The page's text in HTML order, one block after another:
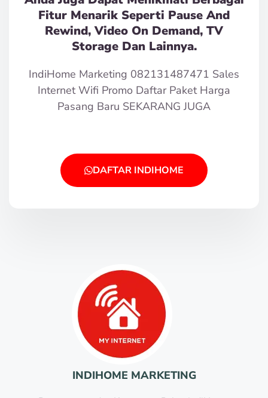
Fitur Menarik Seperti Pause And
Rewind, Video On Demand, TV
Storage Dan Lainnya.
IndiHome Marketing 082131487471 Sales
Internet Wifi Promo Daftar Paket Harga
Pasang Baru SEKARANG JUGA
DAFTAR INDIHOME
INDIHOME MARKETING